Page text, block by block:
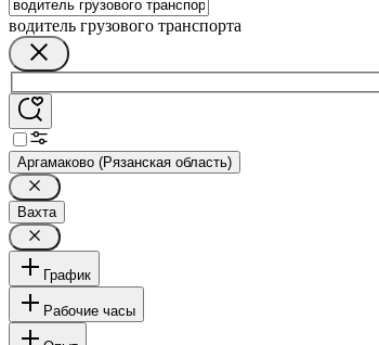
водитель грузового транспорта
Аргамаково (Рязанская область)
Вахта
График
Рабочие часы